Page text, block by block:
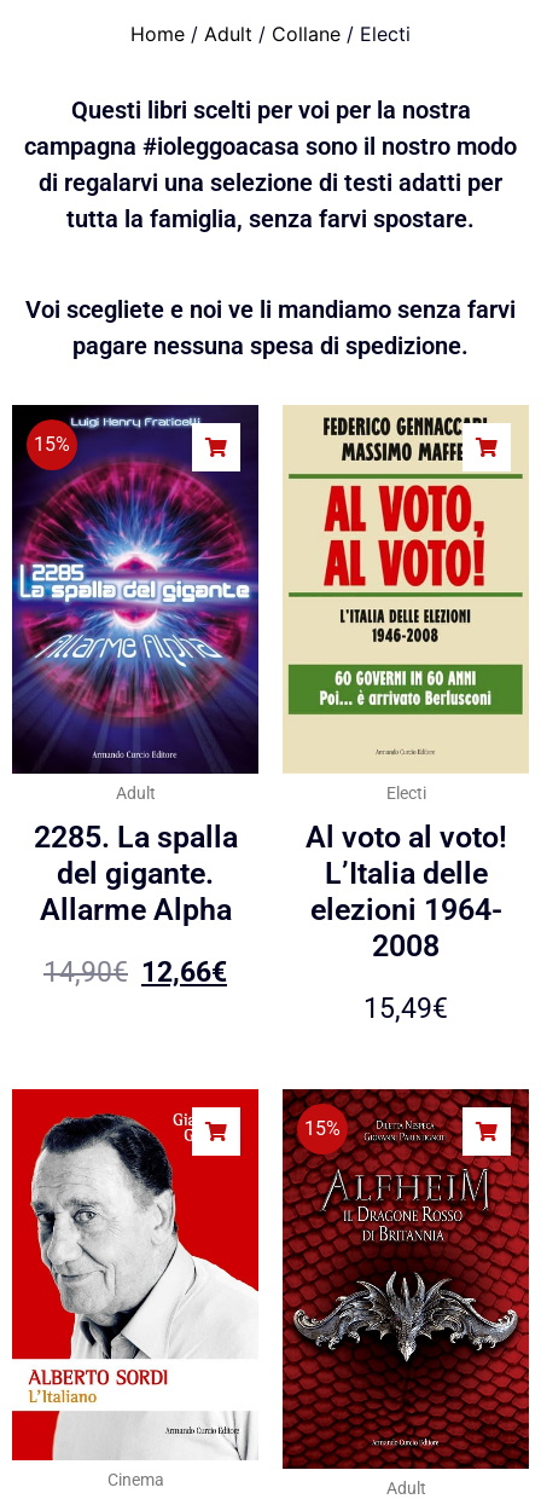
Home / Adult / Collane / Electi
Questi libri scelti per voi per la nostra
campagna #ioleggoacasa sono il nostro modo
di regalarvi una selezione di testi adatti per
tutta la famiglia, senza farvi spostare.
Voi scegliete e noi ve li mandiamo senza farvi
pagare nessuna spesa di spedizione.
15%
Adult
2285. La spalla
del gigante.
Allarme Alpha
14,90€ 12,66€
Electi
Al voto al voto!
L’Italia delle
elezioni 1964-
2008
15,49€
Cinema
15%
Adult